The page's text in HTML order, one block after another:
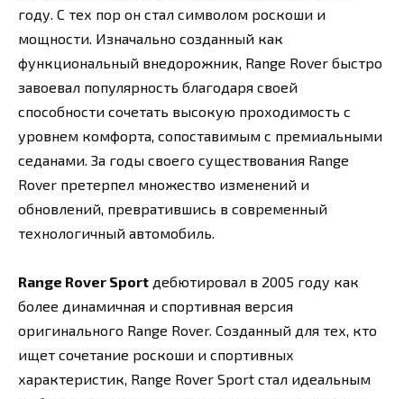
году. С тех пор он стал символом роскоши и
мощности. Изначально созданный как
функциональный внедорожник, Range Rover быстро
завоевал популярность благодаря своей
способности сочетать высокую проходимость с
уровнем комфорта, сопоставимым с премиальными
седанами. За годы своего существования Range
Rover претерпел множество изменений и
обновлений, превратившись в современный
технологичный автомобиль.
Range Rover Sport дебютировал в 2005 году как
более динамичная и спортивная версия
оригинального Range Rover. Созданный для тех, кто
ищет сочетание роскоши и спортивных
характеристик, Range Rover Sport стал идеальным